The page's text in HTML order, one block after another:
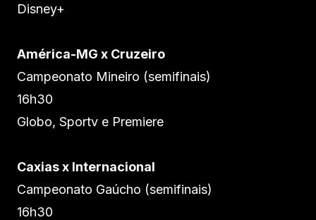
Disney+
América-MG x Cruzeiro
Campeonato Mineiro (semifinais)
16h30
Globo, Sportv e Premiere
Caxias x Internacional
Campeonato Gaúcho (semifinais)
16h30